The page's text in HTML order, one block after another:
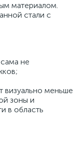
материалом.
стали с
не
визуально меньше
зоны и
в область